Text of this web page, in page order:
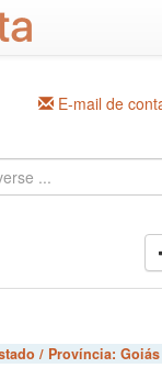
E-mail de
/ Província: Goiás